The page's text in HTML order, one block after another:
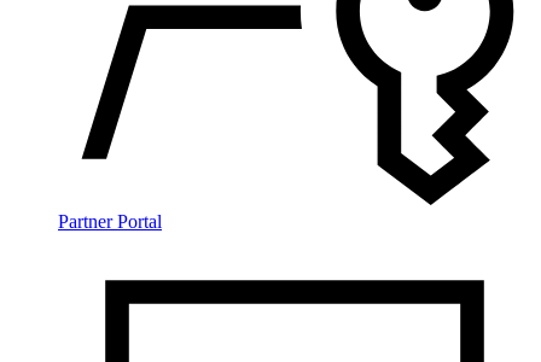
Partner Portal